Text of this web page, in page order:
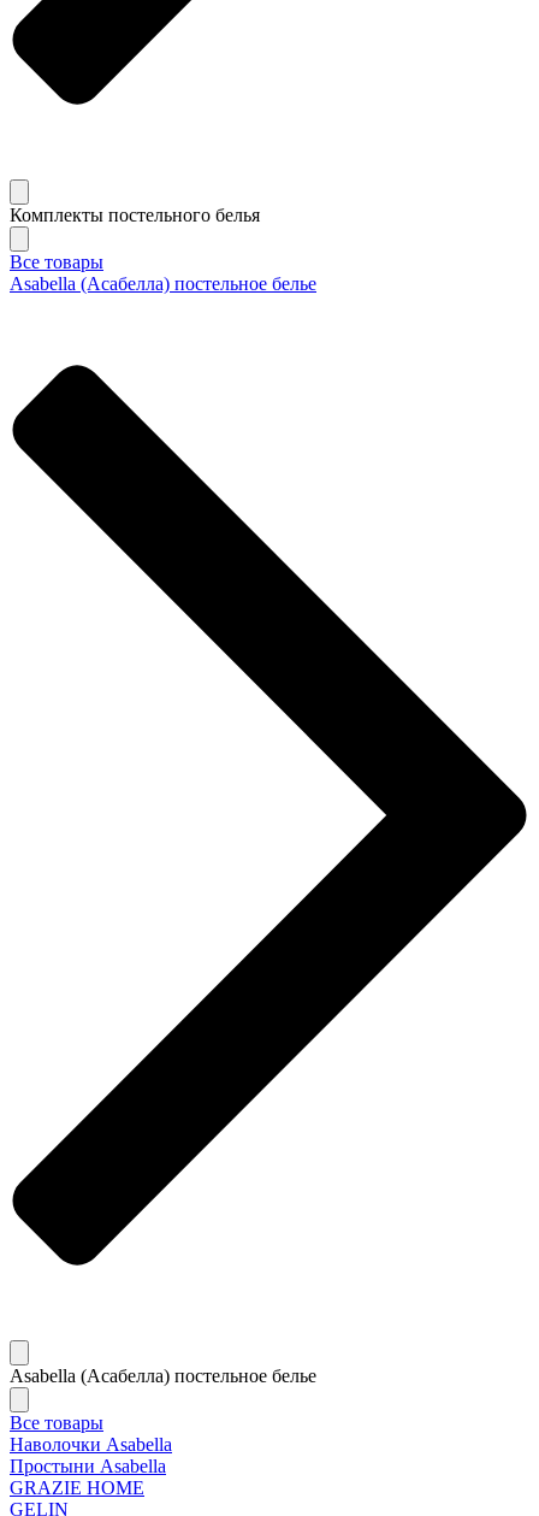
Комплекты постельного белья
Все товары
Asabella (Асабелла) постельное белье
Asabella (Асабелла) постельное белье
Все товары
Наволочки Asabella
Простыни Asabella
GRAZIE HOME
GELIN